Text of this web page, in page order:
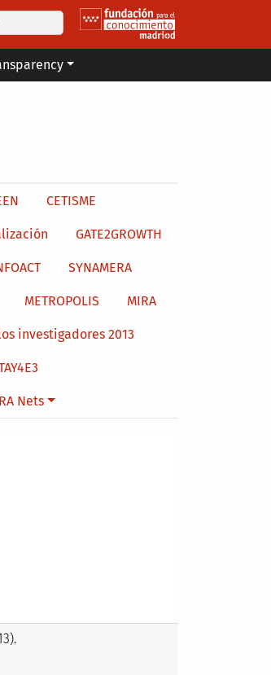
Search
CETISME
GATE2GROWTH
SYNAMERA
METROPOLIS MIRA
investigadores 2013
Nets